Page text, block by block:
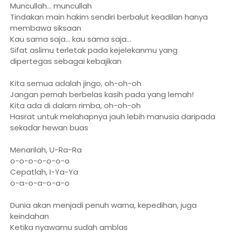
Muncullah... muncullah
Tindakan main hakim sendiri berbalut keadilan hanya
membawa siksaan
Kau sama saja... kau sama saja...
Sifat aslimu terletak pada kejelekanmu yang
dipertegas sebagai kebajikan
Kita semua adalah jingo, oh-oh-oh
Jangan pernah berbelas kasih pada yang lemah!
Kita ada di dalam rimba, oh-oh-oh
Hasrat untuk melahapnya jauh lebih manusia daripada
sekadar hewan buas
Menarilah, U-Ra-Ra
o-o-o-o-o-o-o
Cepatlah, I-Ya-Ya
o-a-o-a-o-a-o
Dunia akan menjadi penuh warna, kepedihan, juga
keindahan
Ketika nyawamu sudah amblas